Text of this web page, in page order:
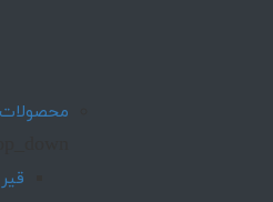
محصولات
قیر